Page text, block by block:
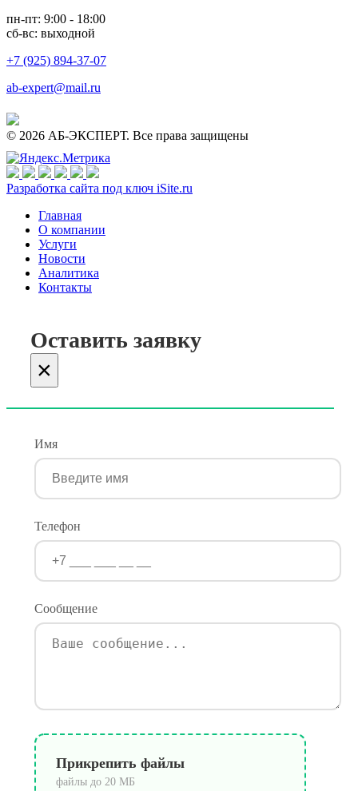
пн-пт: 9:00 - 18:00
сб-вс: выходной
+7 (925) 894-37-07
ab-expert@mail.ru
© 2026 АБ-ЭКСПЕРТ. Все права защищены
Разработка сайта под ключ iSite.ru
Главная
О компании
Услуги
Новости
Аналитика
Контакты
Оставить заявку
×
Имя
Телефон
Сообщение
Прикрепить файлы
файлы до 20 МБ